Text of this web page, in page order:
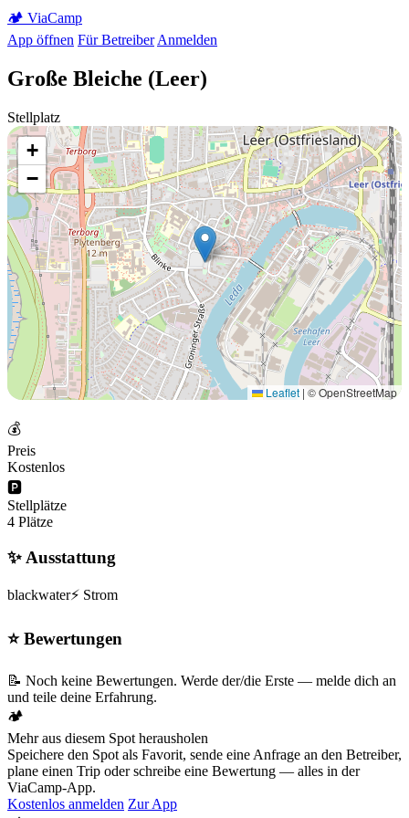
🏕️ ViaCamp
App öffnen Für Betreiber Anmelden
Große Bleiche (Leer)
Stellplatz
+
−
Leaflet | © OpenStreetMap
💰
Preis
Kostenlos
🅿️
Stellplätze
4 Plätze
✨ Ausstattung
blackwater⚡ Strom
⭐ Bewertungen
📝 Noch keine Bewertungen. Werde der/die Erste — melde dich an
und teile deine Erfahrung.
🏕️
Mehr aus diesem Spot herausholen
Speichere den Spot als Favorit, sende eine Anfrage an den Betreiber,
plane einen Trip oder schreibe eine Bewertung — alles in der
ViaCamp-App.
Kostenlos anmelden Zur App